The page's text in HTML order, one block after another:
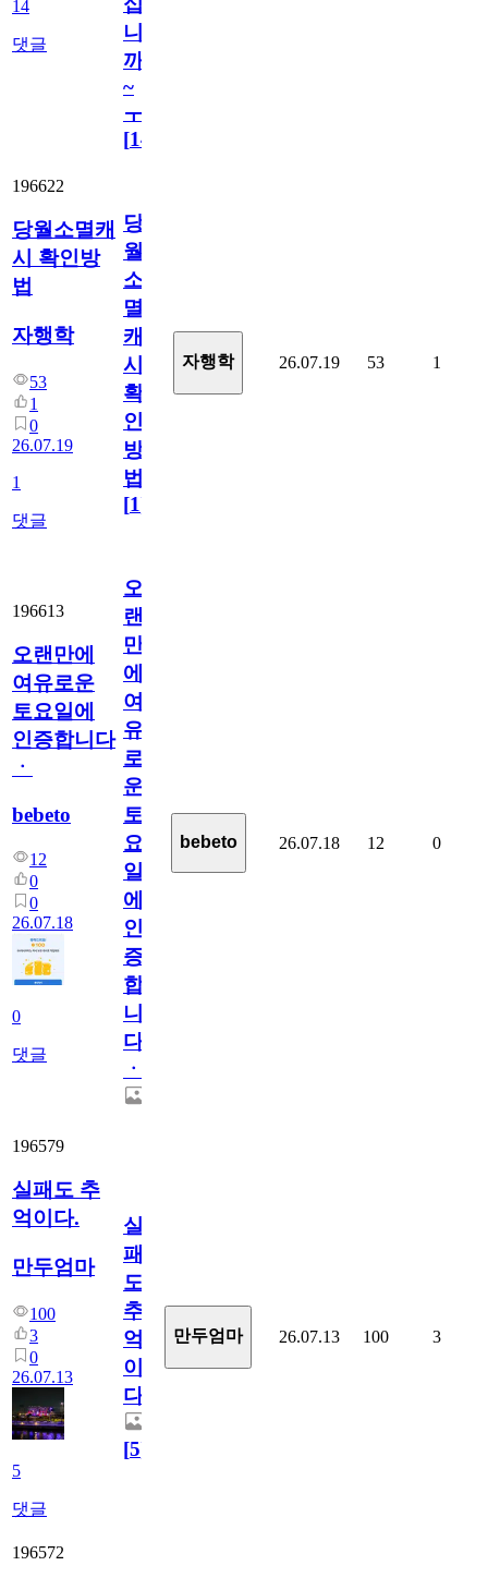
14
댓글
니
까
~
ㅜ
[14
196622
당월소멸캐
시 확인방
법
자행학
53
1
0
26.07.19
1
댓글
당
월
소
멸
캐
시
확
인
방
법
[1]
자행학 26.07.19 53 1
196613
오랜만에
여유로운
토요일에
인증합니다
ㆍ
bebeto
12
0
0
26.07.18
0
댓글
오
랜
만
에
여
유
로
운
토
요
일
에
인
증
합
니
다
ㆍ
bebeto 26.07.18 12 0
196579
실패도 추
억이다.
만두엄마
100
3
0
26.07.13
5
댓글
실
패
도
추
억
이
다.
[5]
만두엄마 26.07.13 100 3
196572